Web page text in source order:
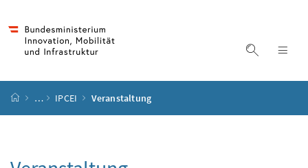
Suche
Startseite
… IPCEI Veranstaltung